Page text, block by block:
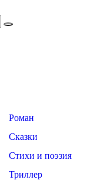
Роман
Сказки
Стихи и поэзия
Триллер